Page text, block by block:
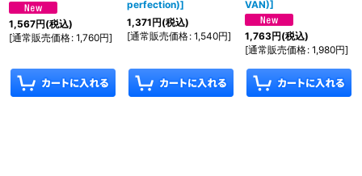
1,567円(税込)
[通常販売価格: 1,760円]
perfection)]
1,371円(税込)
[通常販売価格: 1,540円]
VAN)]
1,763円(税込)
[通常販売価格: 1,980円]